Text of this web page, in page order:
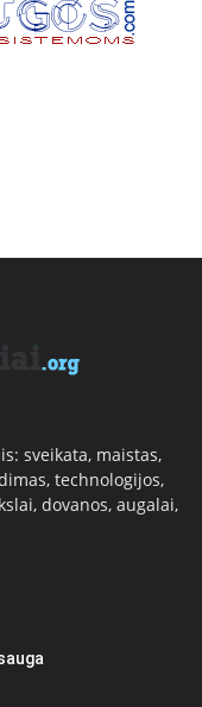
sveikata, maistas,
technologijos,
dovanos, augalai,